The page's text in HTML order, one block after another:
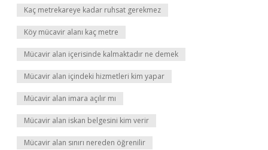
Kaç metrekareye kadar ruhsat gerekmez
Köy mücavir alanı kaç metre
Mücavir alan içerisinde kalmaktadır ne demek
Mücavir alan içindeki hizmetleri kim yapar
Mücavir alan imara açılır mı
Mücavir alan iskan belgesini kim verir
Mücavir alan sınırı nereden öğrenilir